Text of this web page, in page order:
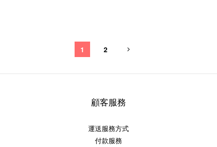
1 2
顧客服務
運送服務方式
付款服務